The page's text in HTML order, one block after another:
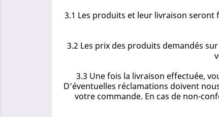
3.1 Les produits et leur livraison
3.2 Les prix des produits demandés
3.3 Une fois la livraison effectuée,
D’éventuelles réclamations doivent
votre commande. En cas de non-